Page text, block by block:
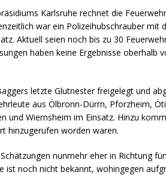
Karlsruhe rechnet die
war ein Polizeihubschrauber mit
Aktuell seien noch bis zu 30
haben keine Ergebnisse oberhalb
letzte Glutnester freigelegt und
aus Ölbronn-Dürrn, Pforzheim,
und Wiernsheim im Einsatz. Hinzu
hinzugerufen worden waren.
nunmehr eher in Richtung
ist noch nicht bekannt, wohingegen